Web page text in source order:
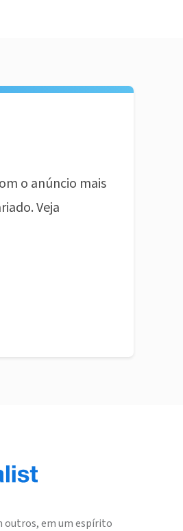
o anúncio mais
Veja
outros, em um espírito